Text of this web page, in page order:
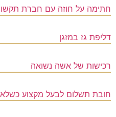
חתימה על חוזה עם חברת
דליפת גז במזגן
רכישות של אשה נשואה
חובת תשלום לבעל מקצוע כשלא